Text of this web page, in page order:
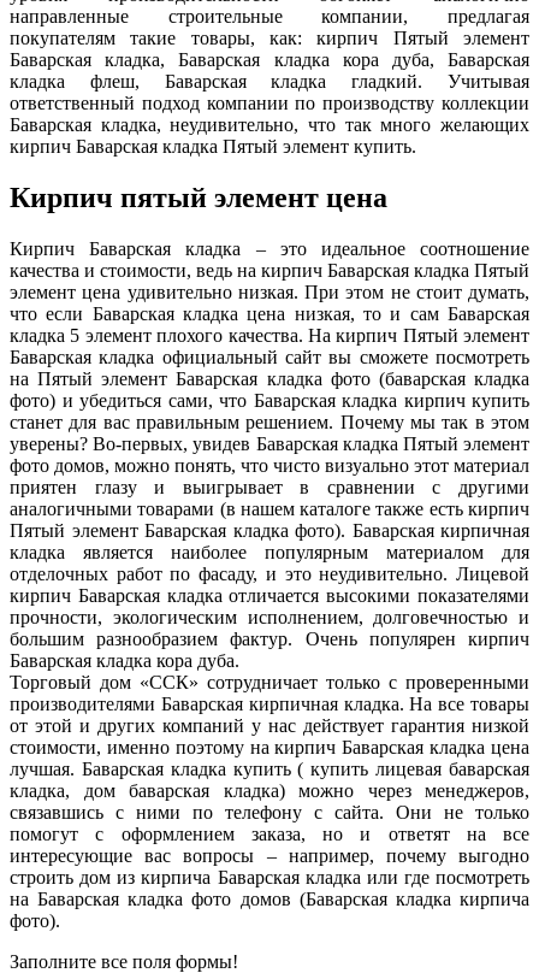
направленные строительные компании, предлагая
покупателям такие товары, как: кирпич Пятый элемент
Баварская кладка, Баварская кладка кора дуба, Баварская
кладка флеш, Баварская кладка гладкий. Учитывая
ответственный подход компании по производству коллекции
Баварская кладка, неудивительно, что так много желающих
кирпич Баварская кладка Пятый элемент купить.
Кирпич пятый элемент цена
Кирпич Баварская кладка – это идеальное соотношение
качества и стоимости, ведь на кирпич Баварская кладка Пятый
элемент цена удивительно низкая. При этом не стоит думать,
что если Баварская кладка цена низкая, то и сам Баварская
кладка 5 элемент плохого качества. На кирпич Пятый элемент
Баварская кладка официальный сайт вы сможете посмотреть
на Пятый элемент Баварская кладка фото (баварская кладка
фото) и убедиться сами, что Баварская кладка кирпич купить
станет для вас правильным решением. Почему мы так в этом
уверены? Во-первых, увидев Баварская кладка Пятый элемент
фото домов, можно понять, что чисто визуально этот материал
приятен глазу и выигрывает в сравнении с другими
аналогичными товарами (в нашем каталоге также есть кирпич
Пятый элемент Баварская кладка фото). Баварская кирпичная
кладка является наиболее популярным материалом для
отделочных работ по фасаду, и это неудивительно. Лицевой
кирпич Баварская кладка отличается высокими показателями
прочности, экологическим исполнением, долговечностью и
большим разнообразием фактур. Очень популярен кирпич
Баварская кладка кора дуба.
Торговый дом «ССК» сотрудничает только с проверенными
производителями Баварская кирпичная кладка. На все товары
от этой и других компаний у нас действует гарантия низкой
стоимости, именно поэтому на кирпич Баварская кладка цена
лучшая. Баварская кладка купить ( купить лицевая баварская
кладка, дом баварская кладка) можно через менеджеров,
связавшись с ними по телефону с сайта. Они не только
помогут с оформлением заказа, но и ответят на все
интересующие вас вопросы – например, почему выгодно
строить дом из кирпича Баварская кладка или где посмотреть
на Баварская кладка фото домов (Баварская кладка кирпича
фото).
Заполните все поля формы!